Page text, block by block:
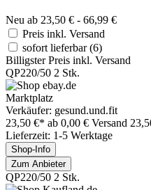
Neu ab 23,50 € - 66,99 €
Preis inkl. Versand
sofort lieferbar(6)
Billigster Preis inkl. Versand
QP220/50 2 Stk.
Marktplatz
Verkäufer: gesund.und.fit
23,50 €* ab 0,00 € Versand
Lieferzeit: 1-5 Werktage
Shop-Info
Zum Anbieter
QP220/50 2 Stk.